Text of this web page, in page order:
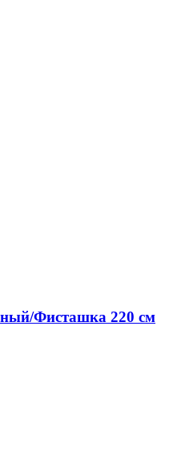
Фисташка 220 см